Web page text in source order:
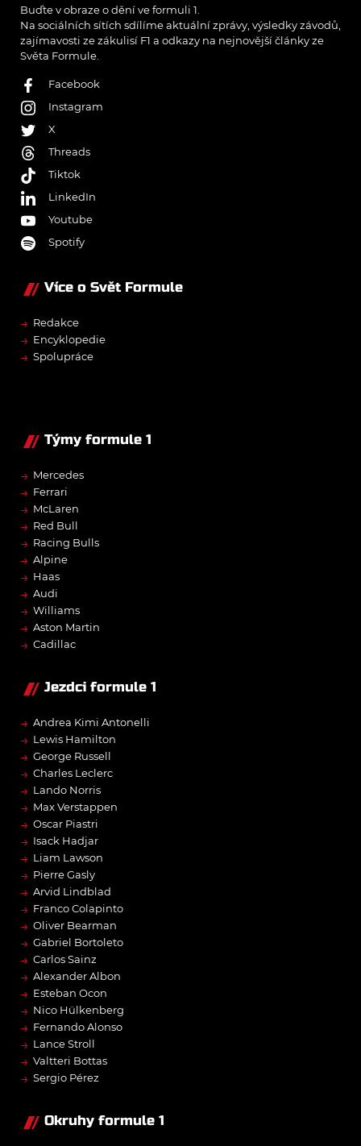
Buďte v obraze o dění ve formuli 1.
Na sociálních sítích sdílíme aktuální zprávy, výsledky závodů,
zajímavosti ze zákulisí F1 a odkazy na nejnovější články ze
Světa Formule.
Facebook
Instagram
X
Threads
Tiktok
LinkedIn
Youtube
Spotify
Více o Svět Formule
→ Redakce
→ Encyklopedie
→ Spolupráce
Týmy formule 1
→ Mercedes
→ Ferrari
→ McLaren
→ Red Bull
→ Racing Bulls
→ Alpine
→ Haas
→ Audi
→ Williams
→ Aston Martin
→ Cadillac
Jezdci formule 1
→ Andrea Kimi Antonelli
→ Lewis Hamilton
→ George Russell
→ Charles Leclerc
→ Lando Norris
→ Max Verstappen
→ Oscar Piastri
→ Isack Hadjar
→ Liam Lawson
→ Pierre Gasly
→ Arvid Lindblad
→ Franco Colapinto
→ Oliver Bearman
→ Gabriel Bortoleto
→ Carlos Sainz
→ Alexander Albon
→ Esteban Ocon
→ Nico Hülkenberg
→ Fernando Alonso
→ Lance Stroll
→ Valtteri Bottas
→ Sergio Pérez
Okruhy formule 1